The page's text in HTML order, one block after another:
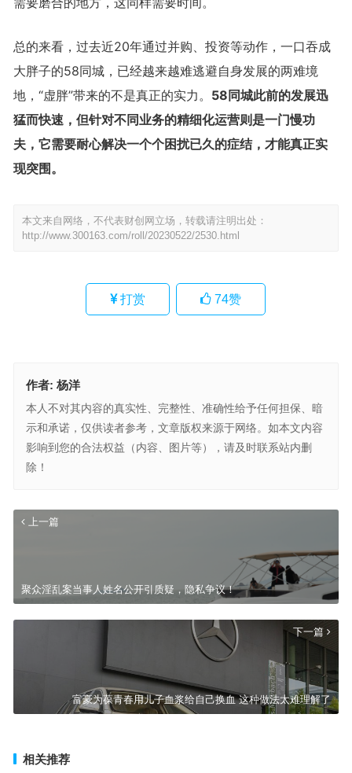
总的来看，过去近20年通过并购、投资等动作，一口吞成
大胖子的58同城，已经越来越难逃避自身发展的两难境
地，“虚胖”带来的不是真正的实力。 58同城此前的发展迅
猛而快速，但针对不同业务的精细化运营则是一门慢功
夫，它需要耐心解决一个个困扰已久的症结，才能真正实
现突围。
本文来自网络，不代表财创网立场，转载请注明出处：
http://www.300163.com/roll/20230522/2530.html
打赏 74赞
作者: 杨洋
本人不对其内容的真实性、完整性、准确性给予任何担保、暗
示和承诺，仅供读者参考，文章版权来源于网络。如本文内容
影响到您的合法权益（内容、图片等），请及时联系站内删
除！
上一篇
聚众淫乱案当事人姓名公开引质疑，隐私争议！
下一篇
富豪为葆青春用儿子血浆给自己换血 这种做法太难理解了
相关推荐